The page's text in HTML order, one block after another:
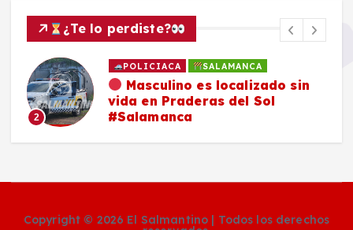
¿Te lo perdiste?
2
POLICIACA SALAMANCA
Masculino es localizado sin
vida en Praderas del Sol
#Salamanca
Copyright © 2026 El Salmantino | Todos los derechos